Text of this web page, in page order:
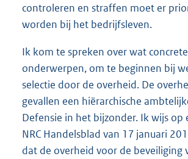
controleren en straffen moet er
worden bij het bedrijfsleven.
Ik kom te spreken over wat
onderwerpen, om te beginnen bij
selectie door de overheid. De
gevallen een hiërarchische
Defensie in het bijzonder. Ik wijs
NRC Handelsblad van 17 januari
dat de overheid voor de beveiliging